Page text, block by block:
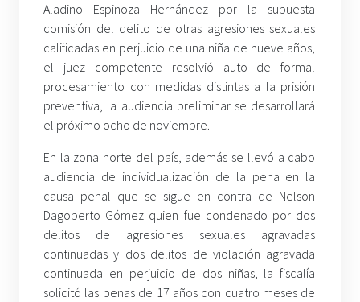
Aladino Espinoza Hernández por la supuesta
comisión del delito de otras agresiones sexuales
calificadas en perjuicio de una niña de nueve años,
el juez competente resolvió auto de formal
procesamiento con medidas distintas a la prisión
preventiva, la audiencia preliminar se desarrollará
el próximo ocho de noviembre.
En la zona norte del país, además se llevó a cabo
audiencia de individualización de la pena en la
causa penal que se sigue en contra de Nelson
Dagoberto Gómez quien fue condenado por dos
delitos de agresiones sexuales agravadas
continuadas y dos delitos de violación agravada
continuada en perjuicio de dos niñas, la fiscalía
solicitó las penas de 17 años con cuatro meses de